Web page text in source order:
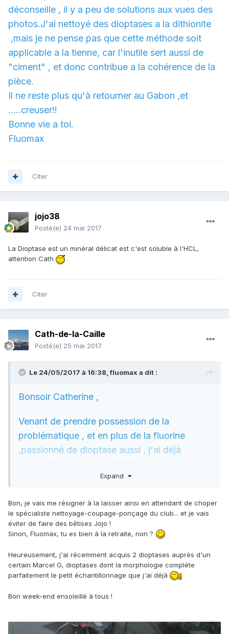
déconseille , il y a peu de solutions aux vues des
photos.J'ai nettoyé des dioptases a la dithionite
,mais je ne pense pas que cette méthode soit
applicable a la tienne, car l'inutile sert aussi de
"ciment" , et donc contribue a la cohérence de la
pièce.
Il ne reste plus qu'à retourner au Gabon ,et
.....creuser!!
Bonne vie a toi.
Fluomax
Citer
jojo38
Posté(e) 24 mai 2017
La Dioptase est un minéral délicat est c'est soluble à l'HCL,
attention Cath
.
Citer
Cath-de-la-Caille
Posté(e) 25 mai 2017
Le 24/05/2017 à 16:38,fluomax a dit :
Bonsoir Catherine ,
Venant de prendre possession de la
problématique , et en plus de la fluorine
,passionné de dioptase aussi , j'ai déjà
rencontré ce même problème.Alors plusieurs
1 / Trouver effectivement un retraité et passer
un contrat CDI pour curetage intensif
2 / La plonger dans l'acide chlorhydrique ,
obtenue.
3 / Aller dans une carrière ,et la placer dans
Mises a part ces méthodes iconoclastes ,que
Expand
Bon, je vais me résigner à la laisser ainsi en attendant de choper
le spécialiste nettoyage-coupage-ponçage du club... et je vais
éviter de faire des bêtises Jojo !
Sinon, Fluomax, tu es bien à la retraite, non ?
Heureusement, j'ai récemment acquis 2 dioptases auprès d'un
certain Marcel G, dioptases dont la morphologie complète
parfaitement le petit échantillonnage que j'ai déjà
Bon week-end ensoleillé à tous !